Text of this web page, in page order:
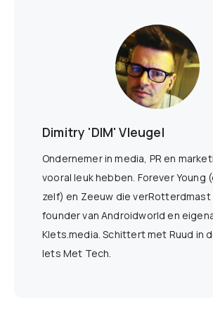
Dimitry 'DIM' Vleugel
Ondernemer in media, PR en
vooral leuk hebben. Forever Young
zelf) en Zeeuw die verRotterdmast
founder van Androidworld en
Klets.media. Schittert met Ruud in
Iets Met Tech.